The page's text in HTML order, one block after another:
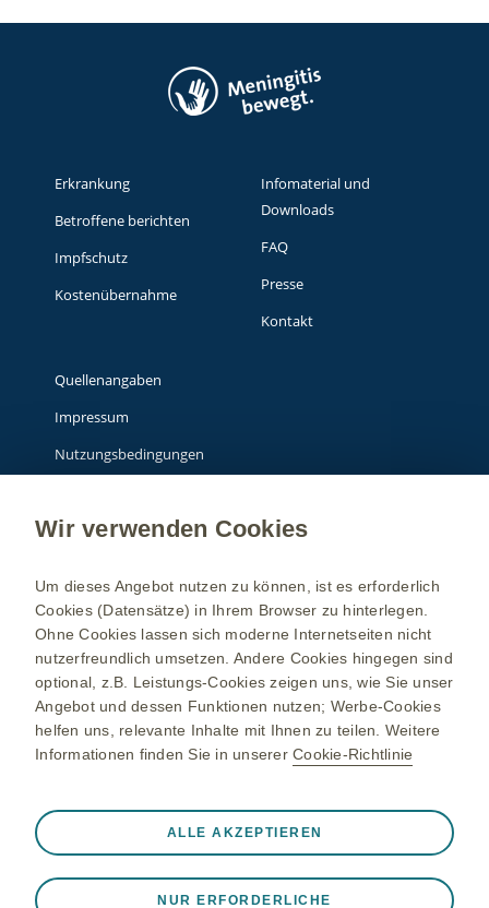
Erkrankung
Betroffene berichten
Impfschutz
Kostenübernahme
Infomaterial und
Downloads
FAQ
Presse
Kontakt
Quellenangaben
Impressum
Nutzungsbedingungen
Über GSK
**Info: Gendergerechte Sprache: Dieser Text schließt prinzipiell alle
Geschlechter mit ein.
Zur besseren Lesbarkeit wird jedoch nur eine Geschlechtsform
verwendet – welche das ist, liegt im Ermessen derjenigen, die den
Text verfasst haben.
Eine Initiative von GSK ©2026GSK Unternehmensgruppe oder
deren Lizenzgeber
NP-DE-MNU-WCNT-230079, Jan25
Weitere Informationen beispielsweise unter
Wir verwenden Cookies
Um dieses Angebot nutzen zu können, ist es erforderlich
Cookies (Datensätze) in Ihrem Browser zu hinterlegen.
Ohne Cookies lassen sich moderne Internetseiten nicht
nutzerfreundlich umsetzen. Andere Cookies hingegen sind
optional, z.B. Leistungs-Cookies zeigen uns, wie Sie unser
Angebot und dessen Funktionen nutzen; Werbe-Cookies
helfen uns, relevante Inhalte mit Ihnen zu teilen. Weitere
Informationen finden Sie in unserer Cookie-Richtlinie
Nur unbedingt erforderliche Cookies
❮
funktioniert, z. B. um Sitzungsdaten während eines
NUR ERFORDERLICHE
ALLE AKZEPTIEREN